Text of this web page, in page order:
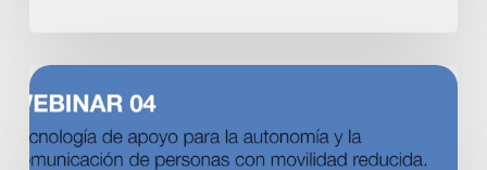
WEBINAR
04
#dicaTIC
|